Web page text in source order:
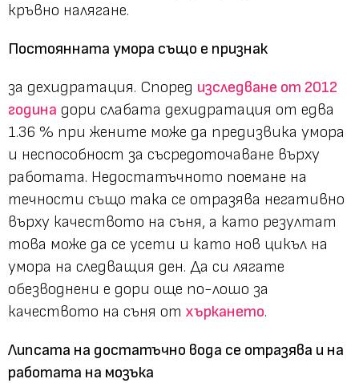
кръвно налягане.
Постоянната умора също е признак
за дехидратация. Според изследване от 2012
година дори слабата дехидратация от едва
1.36 % при жените може да предизвика умора
и неспособност за съсредоточаване върху
работата. Недостатъчното поемане на
течности също така се отразява негативно
върху качеството на съня, а като резултат
това може да се усети и като нов цикъл на
умора на следващия ден. Да си лягате
обезводнени е дори още по-лошо за
качеството на съня от хъркането.
Липсата на достатъчно вода се отразява и на
работата на мозъка